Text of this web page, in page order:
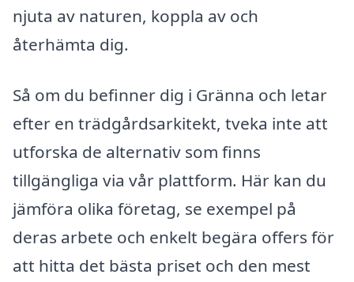
njuta av naturen, koppla av och
återhämta dig.
Så om du befinner dig i Gränna och letar
efter en trädgårdsarkitekt, tveka inte att
utforska de alternativ som finns
tillgängliga via vår plattform. Här kan du
jämföra olika företag, se exempel på
deras arbete och enkelt begära offers för
att hitta det bästa priset och den mest